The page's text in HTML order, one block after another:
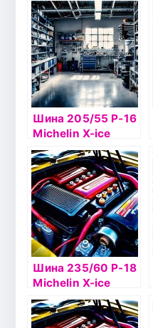
Шина 205/55 Р-16
Michelin X-ice
North 4 94Тб/к ш
Шина 235/60 Р-18
Michelin X-ice
North 4 107T SUV